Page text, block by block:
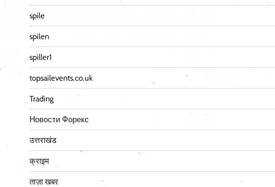
spile
spilen
spiller1
topsailevents.co.uk
Trading
Новости Форекс
उत्तराखंड
क्राइम
ताज़ा खबर